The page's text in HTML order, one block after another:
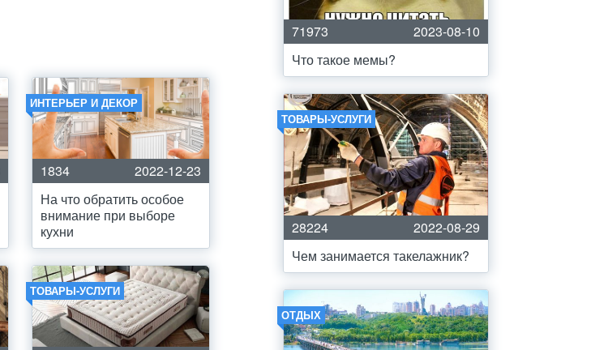
ИНТЕРЬЕР И ДЕКОР
1834
2022-12-23
На что обратить особое
внимание при выборе
кухни
ТОВАРЫ-УСЛУГИ
71973
2023-08-10
Что такое мемы?
ТОВАРЫ-УСЛУГИ
28224
2022-08-29
Чем занимается такелажник?
ОТДЫХ